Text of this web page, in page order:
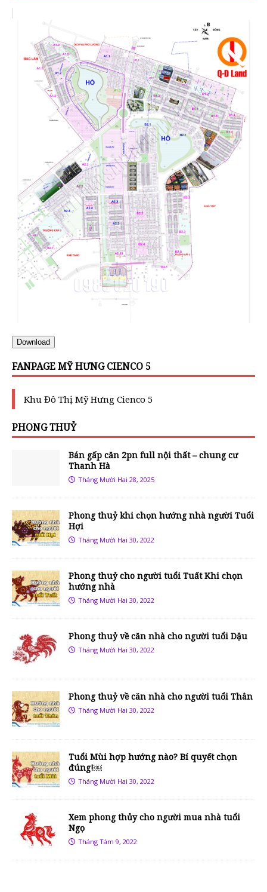
Download
FANPAGE MỸ HƯNG CIENCO 5
Khu Đô Thị Mỹ Hưng Cienco 5
PHONG THUỶ
Bán gấp căn 2pn full nội thất – chung cư
Thanh Hà
Tháng Mười Hai 28, 2025
Phong thuỷ khi chọn hướng nhà người Tuổi
Hợi
Tháng Mười Hai 30, 2022
Phong thuỷ cho người tuổi Tuất Khi chọn
hướng nhà
Tháng Mười Hai 30, 2022
Phong thuỷ về căn nhà cho người tuổi Dậu
Tháng Mười Hai 30, 2022
Phong thuỷ về căn nhà cho người tuổi Thân
Tháng Mười Hai 30, 2022
Tuổi Mùi hợp hướng nào? Bí quyết chọn
đúng!￼
Tháng Mười Hai 30, 2022
Xem phong thủy cho người mua nhà tuổi
Ngọ
Tháng Tám 9, 2022